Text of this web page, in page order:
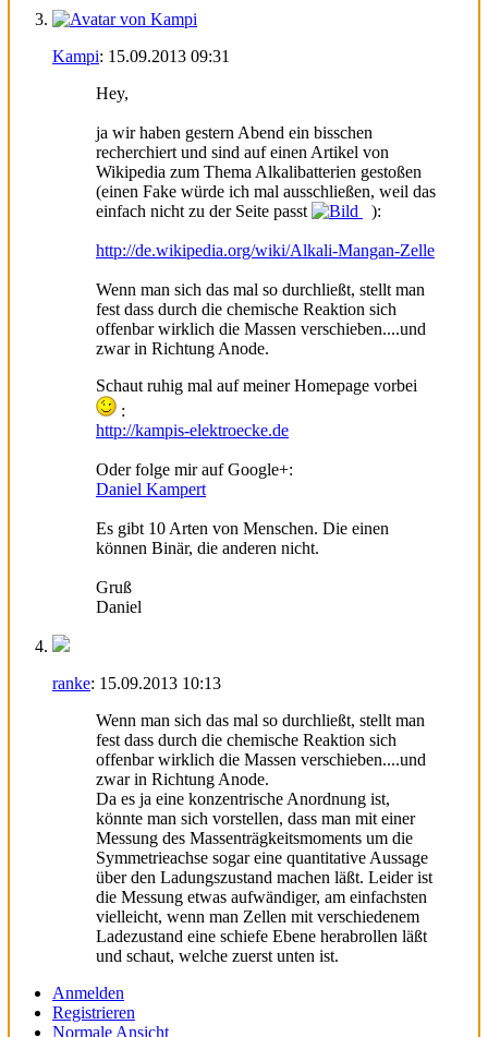
Kampi: 15.09.2013 09:31
Hey,
ja wir haben gestern Abend ein bisschen
recherchiert und sind auf einen Artikel von
Wikipedia zum Thema Alkalibatterien gestoßen
(einen Fake würde ich mal ausschließen, weil das
einfach nicht zu der Seite passt
):
http://de.wikipedia.org/wiki/Alkali-Mangan-Zelle
Wenn man sich das mal so durchließt, stellt man
fest dass durch die chemische Reaktion sich
offenbar wirklich die Massen verschieben....und
zwar in Richtung Anode.
Schaut ruhig mal auf meiner Homepage vorbei
:
http://kampis-elektroecke.de
Oder folge mir auf Google+:
Daniel Kampert
Es gibt 10 Arten von Menschen. Die einen
können Binär, die anderen nicht.
Gruß
Daniel
ranke: 15.09.2013 10:13
Wenn man sich das mal so durchließt, stellt man
fest dass durch die chemische Reaktion sich
offenbar wirklich die Massen verschieben....und
zwar in Richtung Anode.
Da es ja eine konzentrische Anordnung ist,
könnte man sich vorstellen, dass man mit einer
Messung des Massenträgkeitsmoments um die
Symmetrieachse sogar eine quantitative Aussage
über den Ladungszustand machen läßt. Leider ist
die Messung etwas aufwändiger, am einfachsten
vielleicht, wenn man Zellen mit verschiedenem
Ladezustand eine schiefe Ebene herabrollen läßt
und schaut, welche zuerst unten ist.
Anmelden
Registrieren
Normale Ansicht